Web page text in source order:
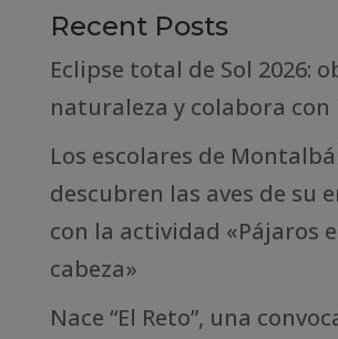
Recent Posts
Eclipse total de Sol 2026:
naturaleza y colabora con
Los escolares de
descubren las aves de su
con la actividad «Pájaros
cabeza»
Nace “El Reto”, una